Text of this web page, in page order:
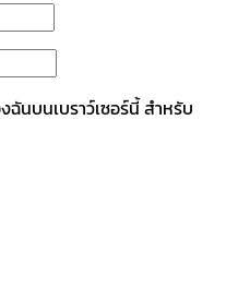
ฉันบนเบราว์เซอร์นี้ สำหรับ